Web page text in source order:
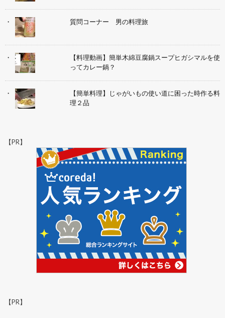
質問コーナー 男の料理旅
【料理動画】簡単木綿豆腐鍋スープヒガシマルを使
ってカレー鍋？
【簡単料理】じゃがいもの使い道に困った時作る料
理２品
【PR】
【PR】